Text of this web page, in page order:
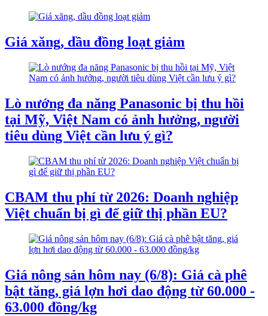
Giá xăng, dầu đồng loạt giảm
Lò nướng đa năng Panasonic bị thu hồi
tại Mỹ, Việt Nam có ảnh hưởng, người
tiêu dùng Việt cần lưu ý gì?
CBAM thu phí từ 2026: Doanh nghiệp
Việt chuẩn bị gì để giữ thị phần EU?
Giá nông sản hôm nay (6/8): Giá cà phê
bật tăng, giá lợn hơi dao động từ 60.000 -
63.000 đồng/kg